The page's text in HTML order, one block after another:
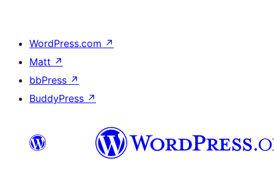
WordPress.com ↗
Matt ↗
bbPress ↗
BuddyPress ↗